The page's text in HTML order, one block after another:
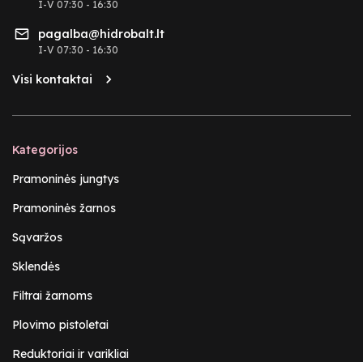
I-V 07:30 - 16:30
pagalba@hidrobalt.lt
I-V 07:30 - 16:30
Visi kontaktai
Kategorijos
Pramoninės jungtys
Pramoninės žarnos
Sąvaržos
Sklendės
Filtrai žarnoms
Plovimo pistoletai
Reduktoriai ir varikliai